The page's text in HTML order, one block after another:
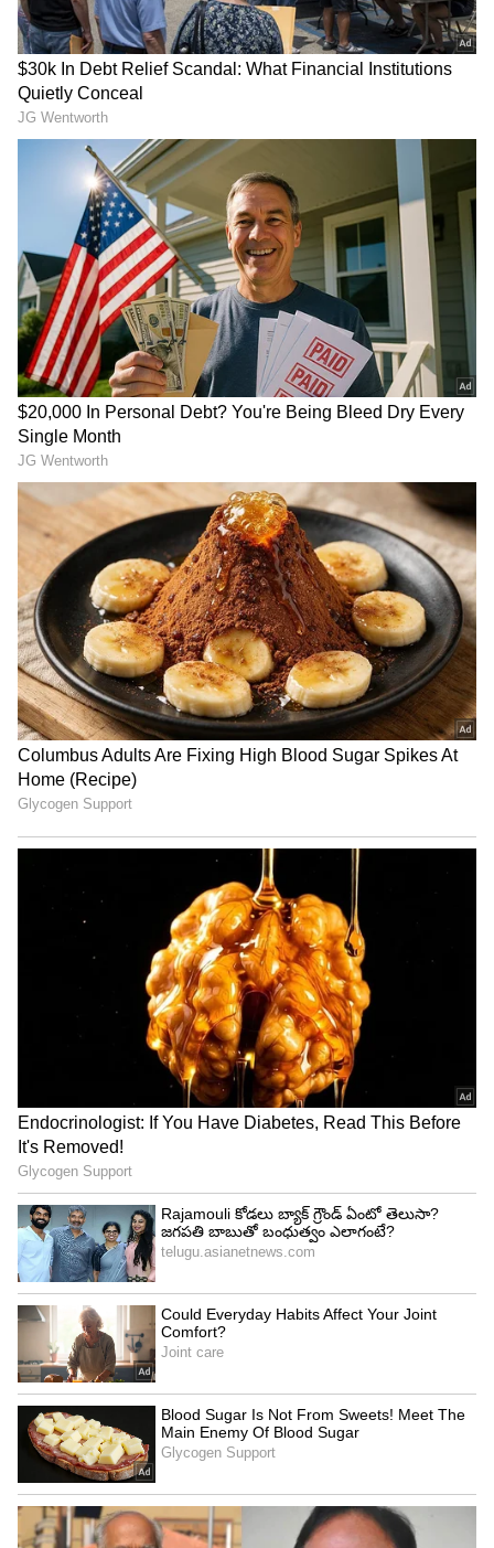
Yuva for Viksit Bharat
Explained
లేకుండానే రూ.2 లక్షలు
LATEST VIDEOS
ప్రెస్ మీట్ పెట్టి మరీ జగన్ పరువుతీసిన
హోమ్ మంత్రి అనిత | Anitha Vangalapudi
Strong Counter to Jagan
తమిళనాడు బడ్జెట్ విజయ్ ఆసక్తికర
కేటాయింపులు | Tamil Nadu CM Vijay
Mega Budget 2026